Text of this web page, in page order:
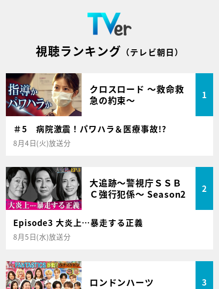
視聴ランキング （テレビ朝日）
クロスロード ～救命救
急の約束～
1
＃5 病院激震！パワハラ＆医療事故!?
8月4日(火)放送分
大追跡～警視庁ＳＳＢ
Ｃ強行犯係～ Season2
2
Episode3 大炎上…暴走する正義
8月5日(水)放送分
ロンドンハーツ 3